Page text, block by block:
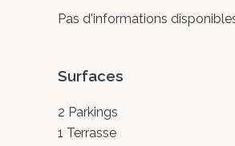
Pas d'informations
Surfaces
2 Parkings
1 Terrasse